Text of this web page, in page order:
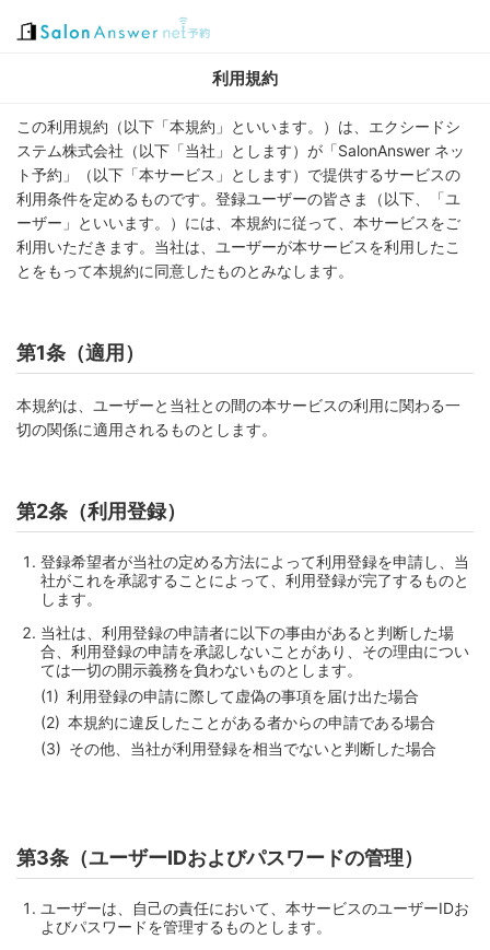
利用規約
この利用規約（以下「本規約」といいます。）は、エクシードシ
ステム株式会社（以下「当社」とします）が「SalonAnswer ネッ
ト予約」（以下「本サービス」とします）で提供するサービスの
利用条件を定めるものです。登録ユーザーの皆さま（以下、「ユ
ーザー」といいます。）には、本規約に従って、本サービスをご
利用いただきます。当社は、ユーザーが本サービスを利用したこ
とをもって本規約に同意したものとみなします。
第1条（適用）
本規約は、ユーザーと当社との間の本サービスの利用に関わる一
切の関係に適用されるものとします。
第2条（利用登録）
登録希望者が当社の定める方法によって利用登録を申請し、当
社がこれを承認することによって、利用登録が完了するものと
します。
当社は、利用登録の申請者に以下の事由があると判断した場
合、利用登録の申請を承認しないことがあり、その理由につい
ては一切の開示義務を負わないものとします。
利用登録の申請に際して虚偽の事項を届け出た場合
本規約に違反したことがある者からの申請である場合
その他、当社が利用登録を相当でないと判断した場合
第3条（ユーザーIDおよびパスワードの管理）
ユーザーは、自己の責任において、本サービスのユーザーIDお
よびパスワードを管理するものとします。